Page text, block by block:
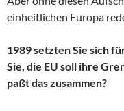
einheitlichen Europa
1989 setzten Sie sich
Sie, die EU soll ihre
paßt das zusammen?